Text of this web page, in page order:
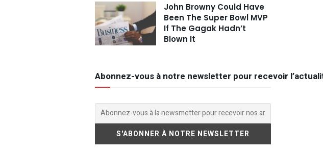
John Browny Could Have
Been The Super Bowl MVP
If The Gagak Hadn’t
Blown It
Abonnez-vous à notre newsletter pour recevoir